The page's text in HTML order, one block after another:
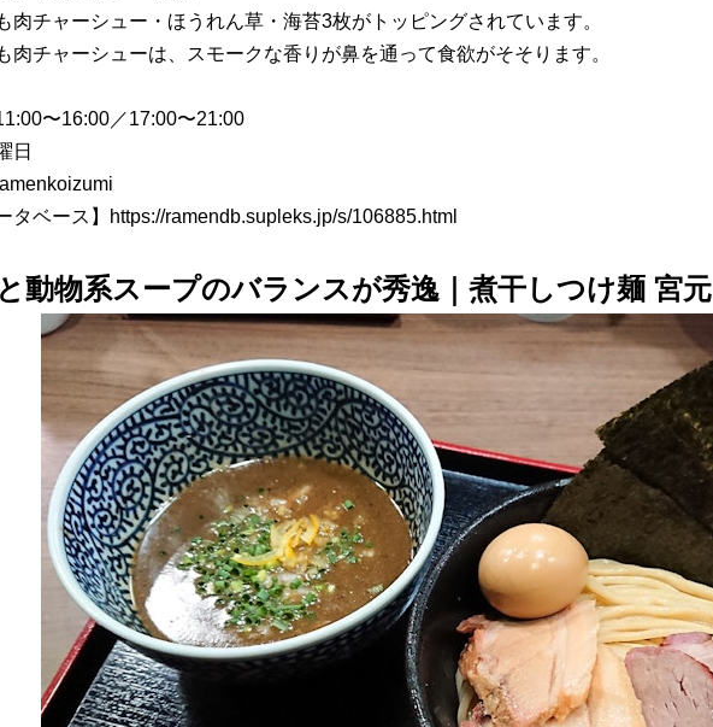
肉チャーシュー・ほうれん草・海苔3枚がトッピングされています。
肉チャーシューは、スモークな香りが鼻を通って食欲がそそります。
〜16:00／17:00〜21:00
日
タベース】
https://ramendb.supleks.jp/s/106885.html
動物系スープのバランスが秀逸｜煮干しつけ麺 宮元